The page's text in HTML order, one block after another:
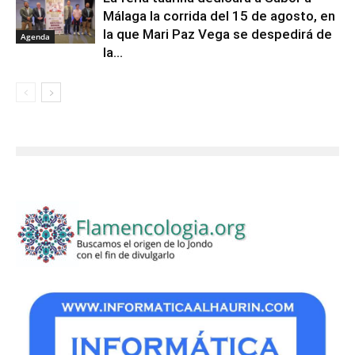
Agenda
Málaga la corrida del 15 de agosto, en
la que Mari Paz Vega se despedirá de
la...